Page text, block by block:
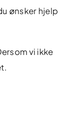
ønsker hjelp
vi ikke